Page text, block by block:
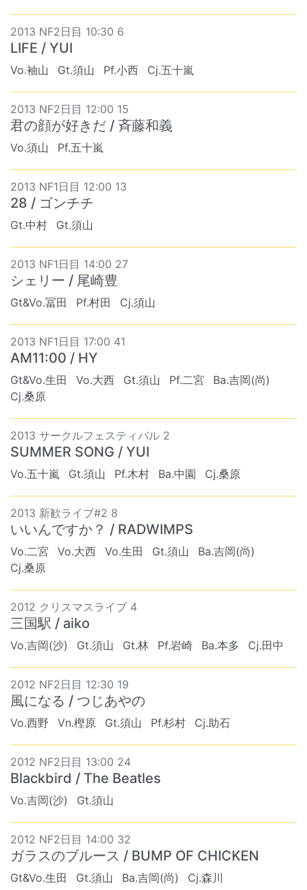
2013 NF2日目 10:30 6
LIFE / YUI
Vo.袖山 Gt.須山 Pf.小西 Cj.五十嵐
2013 NF2日目 12:00 15
君の顔が好きだ / 斉藤和義
Vo.須山 Pf.五十嵐
2013 NF1日目 12:00 13
28 / ゴンチチ
Gt.中村 Gt.須山
2013 NF1日目 14:00 27
シェリー / 尾崎豊
Gt&Vo.冨田 Pf.村田 Cj.須山
2013 NF1日目 17:00 41
AM11:00 / HY
Gt&Vo.生田 Vo.大西 Gt.須山 Pf.二宮
Ba.吉岡(尚)
Cj.桑原
2013 サークルフェスティバル 2
SUMMER SONG / YUI
Vo.五十嵐 Gt.須山 Pf.木村 Ba.中園 Cj.桑原
2013 新歓ライブ#2 8
いいんですか？ / RADWIMPS
Vo.二宮 Vo.大西 Vo.生田 Gt.須山
Ba.吉岡(尚)
Cj.桑原
2012 クリスマスライブ 4
三国駅 / aiko
Vo.吉岡(沙) Gt.須山 Gt.林 Pf.岩崎 Ba.本多 Cj.田中
2012 NF2日目 12:30 19
風になる / つじあやの
Vo.西野 Vn.樫原 Gt.須山 Pf.杉村 Cj.助石
2012 NF2日目 13:00 24
Blackbird / The Beatles
Vo.吉岡(沙) Gt.須山
2012 NF2日目 14:00 32
ガラスのブルース / BUMP OF CHICKEN
Gt&Vo.生田 Gt.須山 Ba.吉岡(尚) Cj.森川